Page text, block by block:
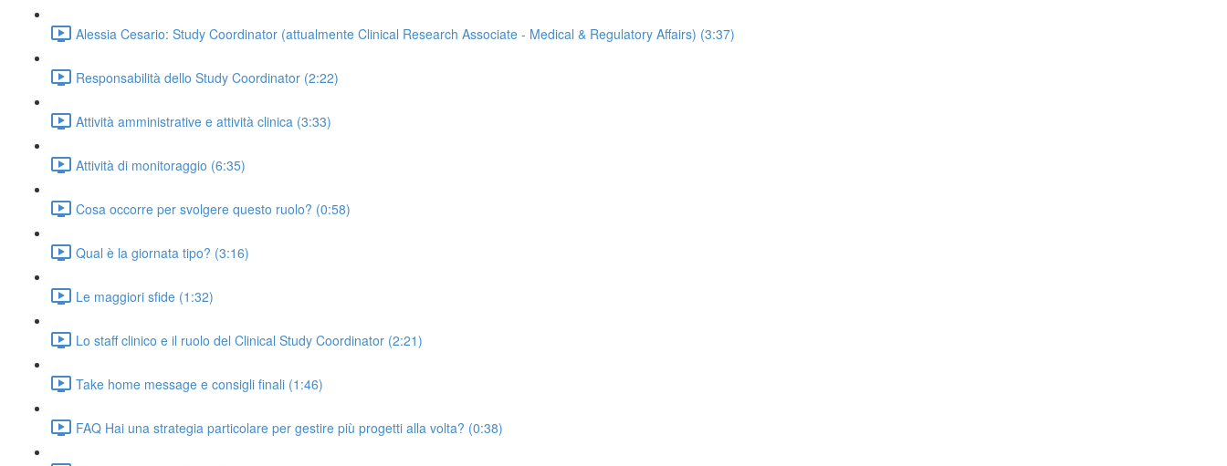
Alessia Cesario: Study Coordinator (attualmente Clinical Research Associate - Medical & Regulatory Affairs) (3:37)
Responsabilità dello Study Coordinator (2:22)
Attività amministrative e attività clinica (3:33)
Attività di monitoraggio (6:35)
Cosa occorre per svolgere questo ruolo? (0:58)
Qual è la giornata tipo? (3:16)
Le maggiori sfide (1:32)
Lo staff clinico e il ruolo del Clinical Study Coordinator (2:21)
Take home message e consigli finali (1:46)
FAQ Hai una strategia particolare per gestire più progetti alla volta? (0:38)